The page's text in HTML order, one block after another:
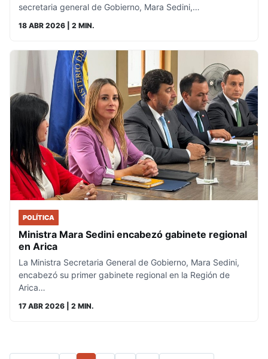
secretaria general de Gobierno, Mara Sedini,…
18 ABR 2026 | 2 MIN.
POLÍTICA
Ministra Mara Sedini encabezó gabinete regional
en Arica
La Ministra Secretaria General de Gobierno, Mara Sedini,
encabezó su primer gabinete regional en la Región de
Arica…
17 ABR 2026 | 2 MIN.